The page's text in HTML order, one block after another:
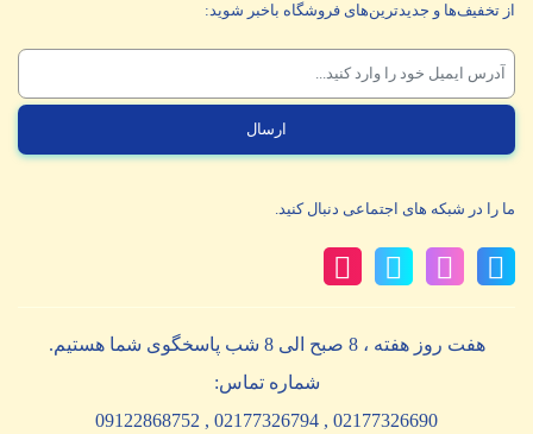
از تخفیف‌ها و جدیدترین‌های فروشگاه باخبر شوید:
ما را در شبکه های اجتماعی دنبال کنید.
هفت روز هفته ، 8 صبح الی 8 شب پاسخگوی شما هستیم.
شماره تماس:
02177326690 , 02177326794 , 09122868752